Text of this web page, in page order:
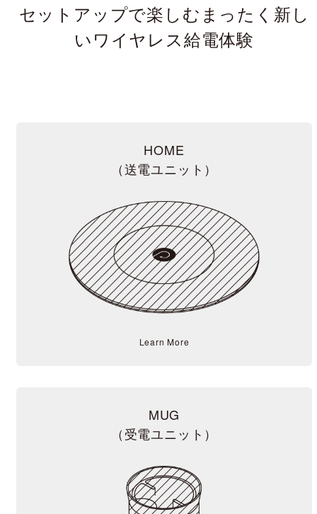
セットアップで楽しむ まったく新し
いワイヤレス給電体験
HOME
（送電ユニット）
Learn More
MUG
（受電ユニット）